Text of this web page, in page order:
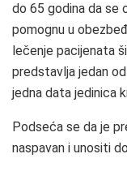
do 65 godina da se
pomognu u
lečenje pacijenata
predstavlja jedan
jedna data jedinica
Podseća se da je
naspavan i unositi